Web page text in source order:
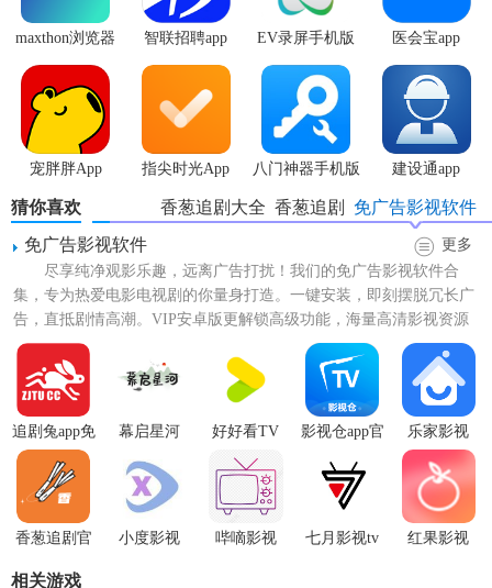
香葱追剧官方入口特色
1. 个性化推荐：基于用户的观看历史和喜好，智能推荐相关
的影视作品，让用户更容易找到感兴趣的内容。
2. 优质影视资源：精选全网优质影视资源，确保用户观看到
的都是高清、流畅的影片。
3. 多类型选择：提供电视剧、电影、动漫、综艺等多种类型
的影视资源，满足不同用户的观看需求。
香葱追剧官方入口亮点
1. 无广告打扰：软件在播放过程中没有广告和弹窗的干扰，
为用户提供纯净的观看体验。
2. 支持多频道切换：用户可以根据网络环境自由选择分辨
率，确保观看的流畅性。
maxthon浏览器
手机版
智联招聘app EV录屏手机版 医会宝app
宠胖胖App 指尖时光App 八门神器手机版 建设通app
猜你喜欢 免广告影视软件
香葱追剧
香葱追剧大全
免广告影视软件
更多
尽享纯净观影乐趣，远离广告打扰！我们的免广告影视软件合
集，专为热爱电影电视剧的你量身打造。一键安装，即刻摆脱冗长广
告，直抵剧情高潮。VIP安卓版更解锁高级功能，海量高清影视资源
随心看。无广告观影，流畅...
追剧兔app免
广告
幕启星河 好好看TV
影视仓app官
安装
乐家影视
香葱追剧官
小度影视 哔嘀影视 七月影视tv 红果影视
相关游戏